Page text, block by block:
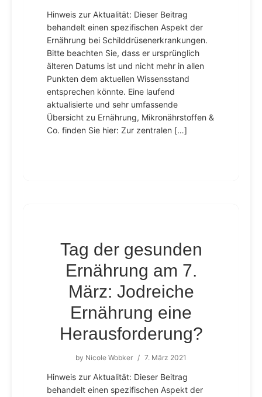
Hinweis zur Aktualität: Dieser Beitrag
behandelt einen spezifischen Aspekt der
Ernährung bei Schilddrüsenerkrankungen.
Bitte beachten Sie, dass er ursprünglich
älteren Datums ist und nicht mehr in allen
Punkten dem aktuellen Wissensstand
entsprechen könnte. Eine laufend
aktualisierte und sehr umfassende
Übersicht zu Ernährung, Mikronährstoffen &
Co. finden Sie hier: Zur zentralen […]
Tag der gesunden
Ernährung am 7.
März: Jodreiche
Ernährung eine
Herausforderung?
by Nicole Wobker / 7. März 2021
Hinweis zur Aktualität: Dieser Beitrag
behandelt einen spezifischen Aspekt der